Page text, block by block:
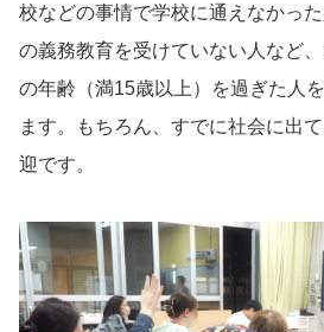
校などの事情で学校に通えなかっ
の義務教育を受けていない人など
の年齢（満15歳以上）を過ぎた人
ます。もちろん、すでに社会に出
迎です。